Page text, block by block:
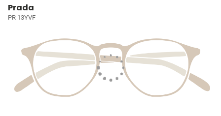
Prada
PR 13YVF